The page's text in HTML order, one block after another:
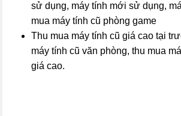
sử dụng, máy tính mới sử dụng,
mua máy tính cũ phòng game
Thu mua máy tính cũ giá cao tại
máy tính cũ văn phòng, thu mua
giá cao.